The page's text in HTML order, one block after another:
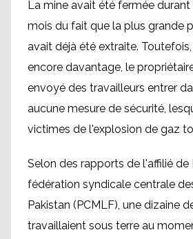
La mine avait été fermée durant
mois du fait que la plus grande
avait déjà été extraite.
encore davantage, le
envoyé des travailleurs entrer
aucune mesure de sécurité,
victimes de l'explosion de gaz
Selon des rapports de l'affilié de
fédération syndicale centrale
Pakistan (PCMLF), une dizaine
travaillaient sous terre au